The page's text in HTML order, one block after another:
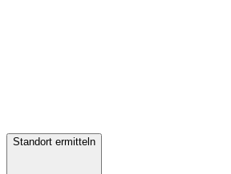
Standort ermitteln